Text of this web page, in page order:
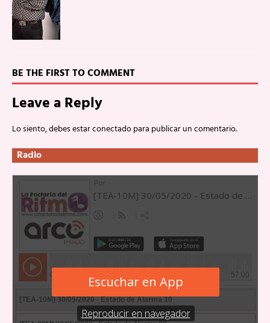
BE THE FIRST TO COMMENT
Leave a Reply
Lo siento, debes estarconectadopara publicar un comentario.
Radio